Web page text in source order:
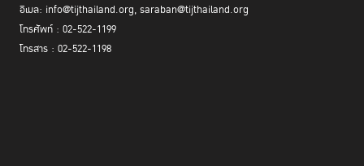
อีเมล: info@tijthailand.org, saraban@tijthailand.org
โทรศัพท์ : 02-522-1199
โทรสาร : 02-522-1198